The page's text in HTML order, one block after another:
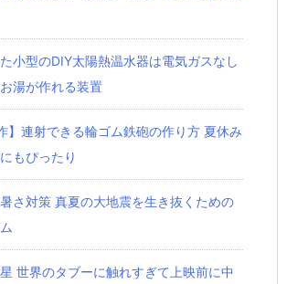
小型のDIY太陽熱温水器は電気ガスなし
湯が作れる装置
】連射できる輪ゴム鉄砲の作り方 夏休み
もぴったり
さ対策 真夏の大地震を生き抜くための
世界のタブーに触れすぎて上映前に中